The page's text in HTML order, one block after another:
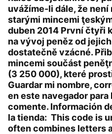
uvážíme-li dále, že
starými mincemi
duben 2014 První čtyři
na vývoj peněz od
dostatečně vzácné.
mincemi součást
(3 250 000), které
Guardar mi nombre,
en este navegador para
comente. Información
la tienda: This code is
often combines letters